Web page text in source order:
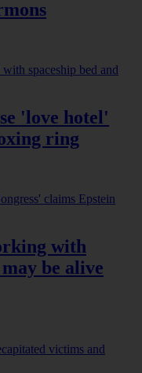
'love hotel'
ring
with
be alive